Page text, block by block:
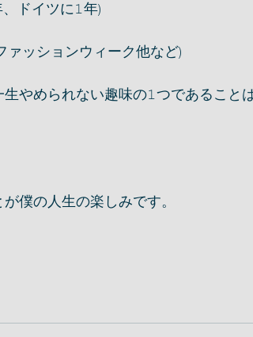
ドイツに𝟷年)
ァッションウィーク他など)
やめられない趣味の𝟷つであること
僕の人生の楽しみです。